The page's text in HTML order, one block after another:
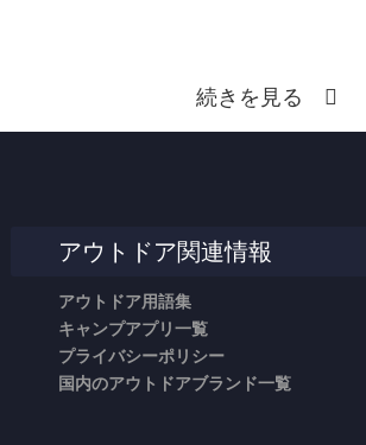
続きを見る
アウトドア関連情報
アウトドア用語集
キャンプアプリ一覧
プライバシーポリシー
国内のアウトドアブランド一覧